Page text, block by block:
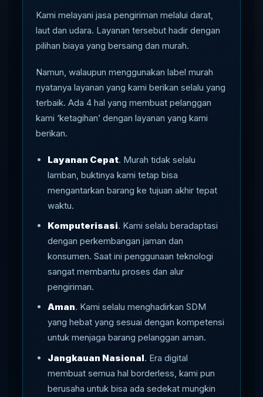
Kami melayani jasa pengiriman melalui darat,
laut dan udara. Layanan tersebut hadir dengan
pilihan biaya yang bersaing dan murah.
Namun, walaupun menggunakan label murah
nyatanya layanan yang kami berikan selalu yang
terbaik. Ada 4 hal yang membuat pelanggan
kami ‘ketagihan’ dengan layanan yang kami
berikan.
Layanan Cepat. Murah tidak selalu
lamban, buktinya kami tetap bisa
mengantarkan barang ke tujuan akhir tepat
waktu.
Komputerisasi. Kami selalu beradaptasi
dengan perkembangan jaman dan
konsumen. Saat ini penggunaan teknologi
sangat membantu proses dan alur
pengiriman.
Aman. Kami selalu menghadirkan SDM
yang hebat yang sesuai dengan kompetensi
untuk menjaga barang pelanggan aman.
Jangkauan Nasional. Era digital
membuat semua hal borderless, kami pun
berusaha untuk bisa ada sedekat mungkin